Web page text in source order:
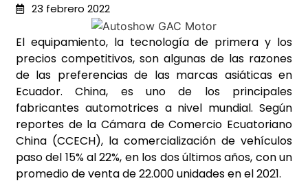
23 febrero 2022
El equipamiento, la tecnología de primera y los
precios competitivos, son algunas de las razones
de las preferencias de las marcas asiáticas en
Ecuador. China, es uno de los principales
fabricantes automotrices a nivel mundial. Según
reportes de la Cámara de Comercio Ecuatoriano
China (CCECH), la comercialización de vehículos
paso del 15% al 22%, en los dos últimos años, con un
promedio de venta de 22.000 unidades en el 2021.